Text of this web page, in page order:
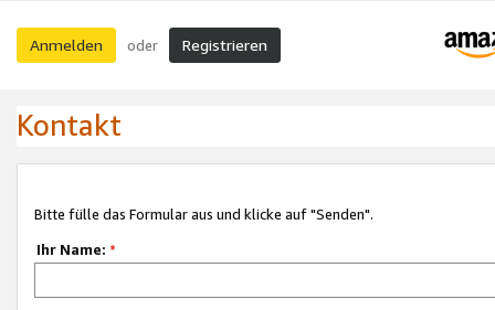
Anmelden oder Registrieren
Kontakt
Bitte fülle das Formular aus und klicke auf "Senden".
Ihr Name: *